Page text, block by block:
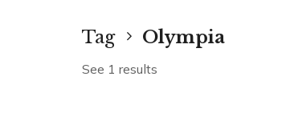
Tag Olympia
See 1 results